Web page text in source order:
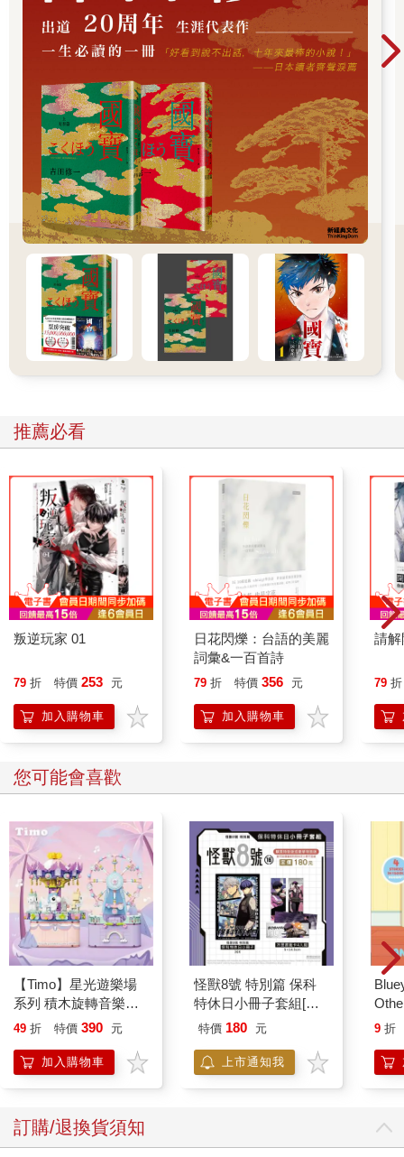
推薦必看
叛逆玩家 01
79 折 特價 253 元
加入購物車
日花閃爍：台語的美麗
詞彙&一百首詩
79 折 特價 356 元
加入購物車
請解
79 折
您可能會喜歡
【Timo】星光遊樂場
系列 積木旋轉音樂盒
禮物
49 折 特價 390 元
加入購物車
怪獸8號 特別篇 保科
特休日小冊子套組[限
加購]
特價 180 元
上市通知我
9 折
訂購/退換貨須知